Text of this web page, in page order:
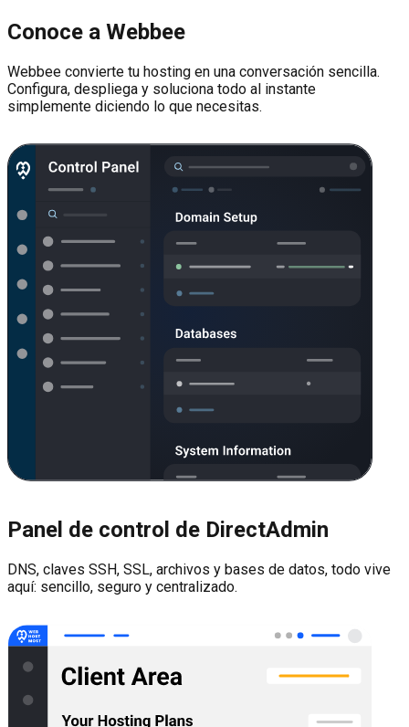
Conoce a Webbee
Webbee convierte tu hosting en una conversación sencilla.
Configura, despliega y soluciona todo al instante
simplemente diciendo lo que necesitas.
Panel de control de DirectAdmin
DNS, claves SSH, SSL, archivos y bases de datos, todo vive
aquí: sencillo, seguro y centralizado.